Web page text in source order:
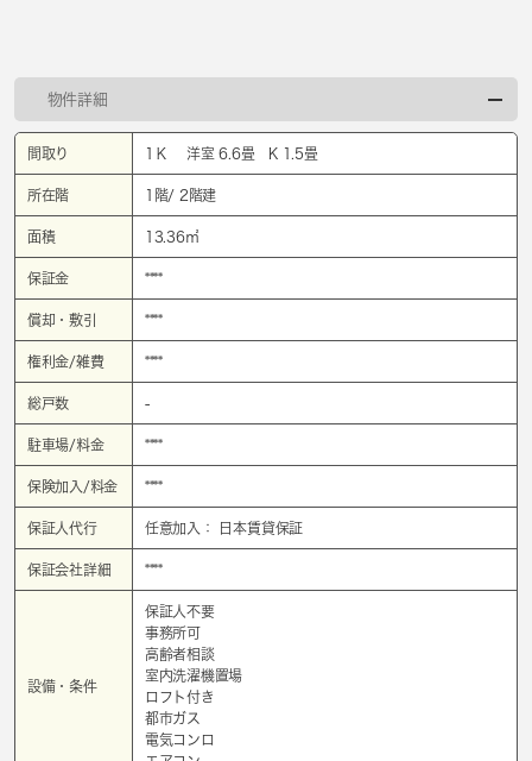
物件詳細
間取り 1Ｋ 洋室 6.6畳 K 1.5畳
所在階 1階/ 2階建
面積 13.36㎡
保証金 ****
償却・敷引 ****
権利金/雑費 ****
総戸数 -
駐車場/料金 ****
保険加入/料金 ****
保証人代行 任意加入： 日本賃貸保証
保証会社詳細 ****
設備・条件
保証人不要
事務所可
高齢者相談
室内洗濯機置場
ロフト付き
都市ガス
電気コンロ